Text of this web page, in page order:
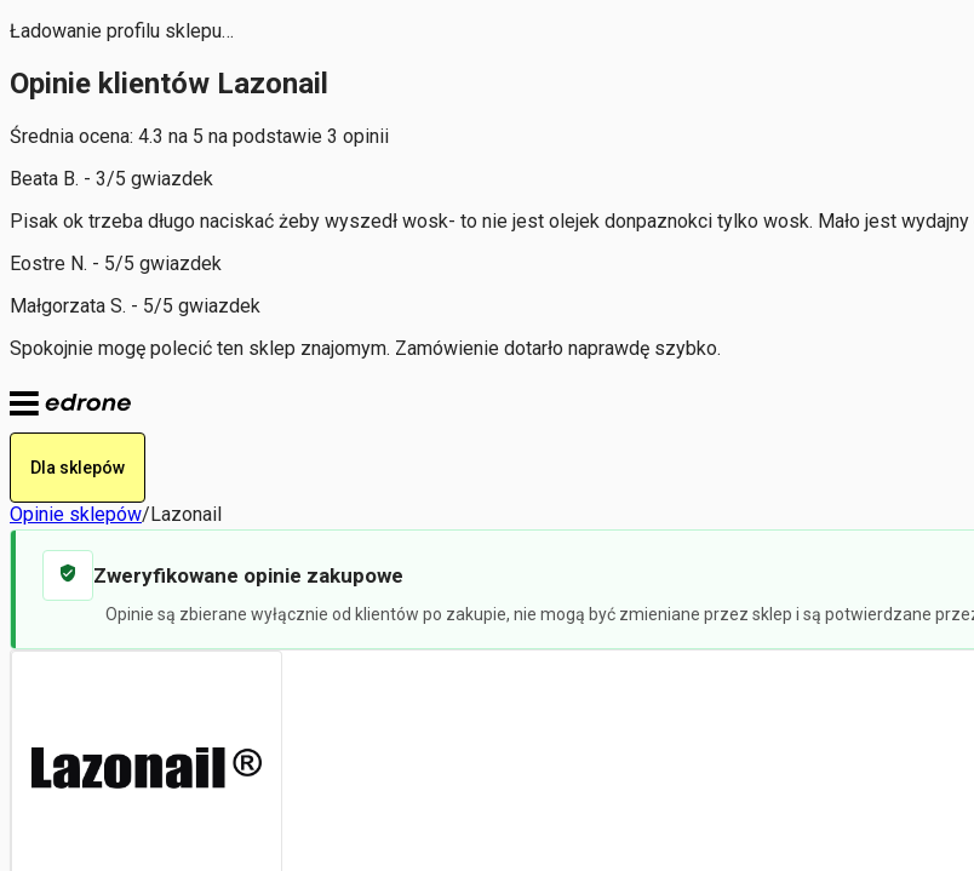
Ładowanie profilu sklepu…
Opinie klientów Lazonail
Średnia ocena: 4.3 na 5 na podstawie 3 opinii
Beata B. - 3/5 gwiazdek
Pisak ok trzeba długo naciskać żeby wyszedł wosk- to nie jest olejek donpaznokci tylko wosk. Mało jest
Eostre N. - 5/5 gwiazdek
Małgorzata S. - 5/5 gwiazdek
Spokojnie mogę polecić ten sklep znajomym. Zamówienie dotarło naprawdę szybko.
Dla sklepów
Opinie sklepów/Lazonail
Zweryfikowane opinie zakupowe
Opinie są zbierane wyłącznie od klientów po zakupie, nie mogą być zmieniane przez sklep i są potwierdzane